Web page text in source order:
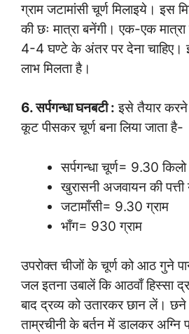
ग्राम जटामांसी चूर्ण मिलाइये। इस
की छः मात्रा बनेंगी। एक-एक
4-4 घण्टे के अंतर पर देना चाहिए।
लाभ मिलता है।
6. सर्पगन्धा घनबटी : इसे तैयार करने
कूट पीसकर चूर्ण बना लिया जाता है-
सर्पगन्धा चूर्ण= 9.30 किलो
खुरासनी अजवायन की
जटामाँसी= 9.30 ग्राम
भाँग= 930 ग्राम
उपरोक्त चीजों के चूर्ण को आठ गुने
जल इतना उबालें कि आठवाँ हिस्सा
बाद द्रव्य को उतारकर छान लें। छने
ताम्रचीनी के बर्तन में डालकर अग्नि